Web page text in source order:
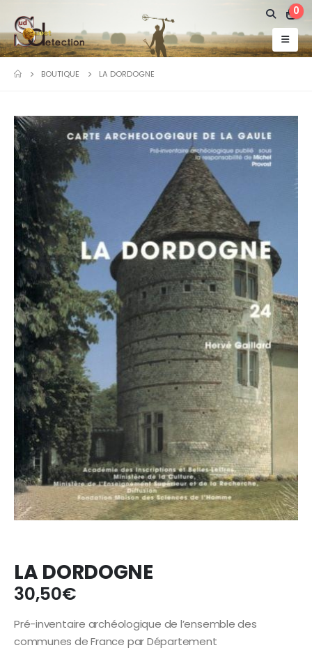
0
BOUTIQUE LA DORDOGNE
LA DORDOGNE
30,50€
Pré-inventaire archéologique de l’ensemble des
communes de France par Département